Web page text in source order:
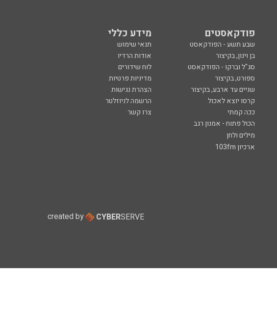
פודקאסטים מידע כללי
שבע תשע - הפודקאסט
תנאי שימוש
בן וינון, בקיצור
אודות הרדיו
סג"ל וברקו - הפודקאסט
לוח שידורים
ספורט, בקיצור
מדיניות פרטיות
שניים עד ארבע, בקיצור
הצהרת נגישות
קרסו יוצא לאכול
הרשמה לניוזלטר
ככה קמתי
צרו קשר
הכול פתוח - אמנון רגב
מילים ולחן
ארכיון 103fm
created by CYBERSERVE